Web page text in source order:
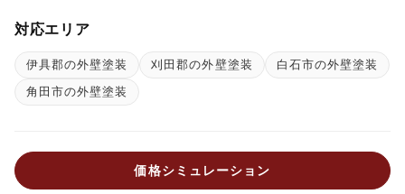
対応エリア
伊具郡の外壁塗装 刈田郡の外壁塗装
白石市の外壁塗装
角田市の外壁塗装
価格シミュレーション